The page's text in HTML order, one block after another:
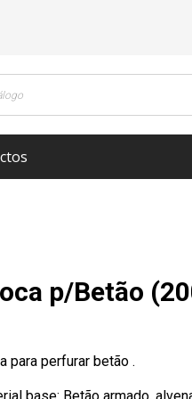
p/Betão
para perfurar betão .